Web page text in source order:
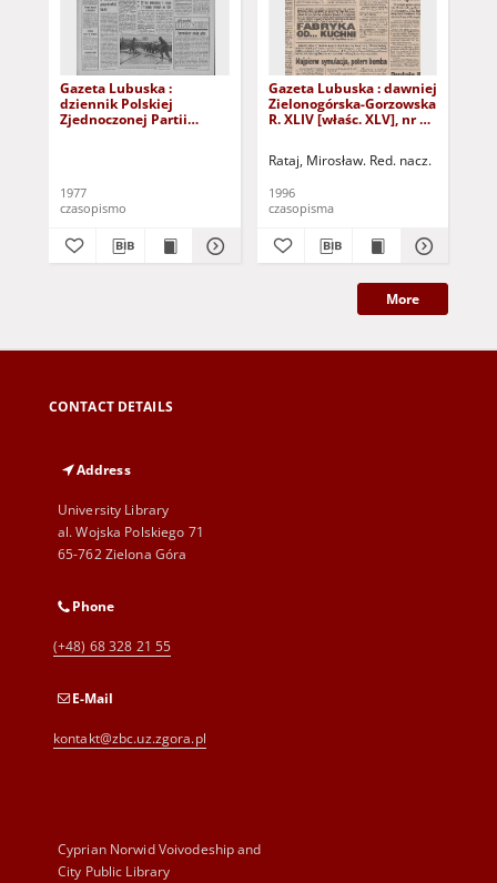
Gazeta Lubuska :
dziennik Polskiej
Zjednoczonej Partii
1977
czasopismo
Gazeta Lubuska : dawniej
Zielonogórska-Gorzowska
R. XLIV [właśc. XLV], nr 52
Rataj, Mirosław. Red. nacz.
1996
czasopisma
More
CONTACT DETAILS
Address
University Library
al. Wojska Polskiego 71
65-762 Zielona Góra
Phone
(+48) 68 328 21 55
E-Mail
kontakt@zbc.uz.zgora.pl
Cyprian Norwid Voivodeship and
City Public Library